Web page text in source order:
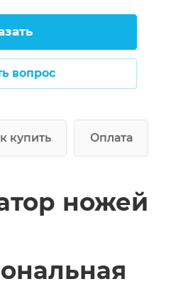
вопрос
купить Оплата
ножей